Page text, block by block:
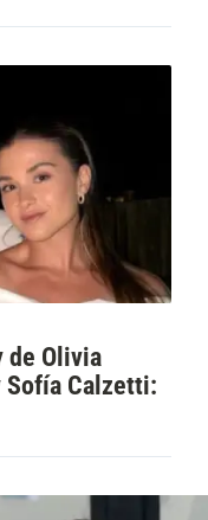
de Olivia
Sofía Calzetti: